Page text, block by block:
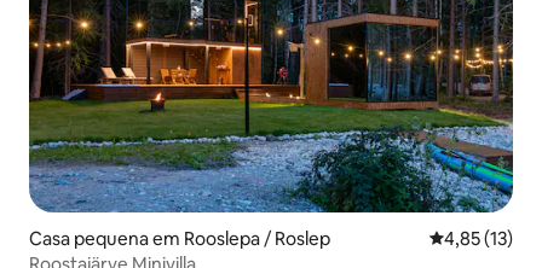
Casa pequena em Rooslepa / Roslep Classificação
4,85 (13)